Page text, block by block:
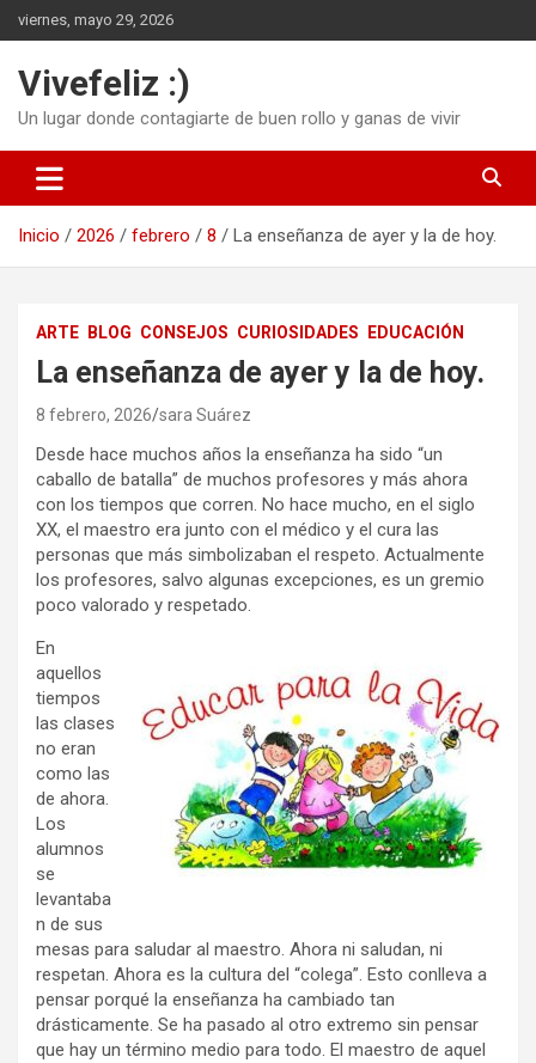
Saltar
al
viernes, mayo 29, 2026
Vivefeliz :)
Un lugar donde contagiarte de buen rollo y ganas de vivir
Inicio 2026 febrero 8 La enseñanza de ayer y la de hoy.
ARTE BLOG CONSEJOS CURIOSIDADES EDUCACIÓN
La enseñanza de ayer y la de hoy.
8 febrero, 2026 sara Suárez
Desde hace muchos años la enseñanza ha sido “un
caballo de batalla” de muchos profesores y más ahora
con los tiempos que corren. No hace mucho, en el siglo
XX, el maestro era junto con el médico y el cura las
personas que más simbolizaban el respeto. Actualmente
los profesores, salvo algunas excepciones, es un gremio
poco valorado y respetado.
En
aquellos
tiempos
las clases
no eran
como las
de ahora.
Los
alumnos
se
levantaba
n de sus
mesas para saludar al maestro. Ahora ni saludan, ni
respetan. Ahora es la cultura del “colega”. Esto conlleva a
pensar porqué la enseñanza ha cambiado tan
drásticamente. Se ha pasado al otro extremo sin pensar
que hay un término medio para todo. El maestro de aquel